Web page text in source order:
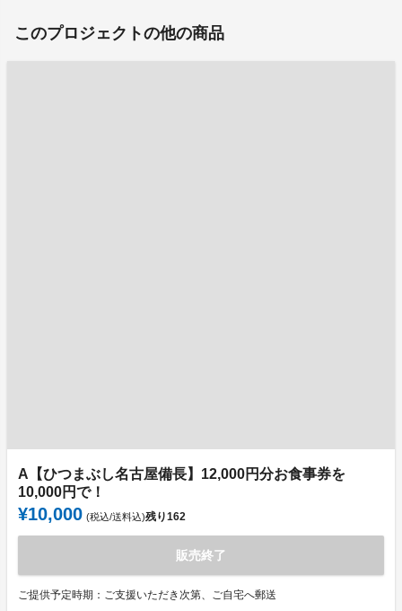
このプロジェクトの他の商品
A【ひつまぶし名古屋備長】12,000円分お食事券を
10,000円で！
¥10,000 (税込/送料込)残り162
販売終了
ご提供予定時期：ご支援いただき次第、ご自宅へ郵送